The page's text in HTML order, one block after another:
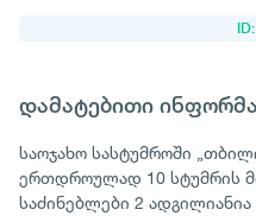
დამატებითი
საოჯახო სასტუმროში
ერთდროულად 10 სტუმრის
საძინებლები 2 ადგილიანია